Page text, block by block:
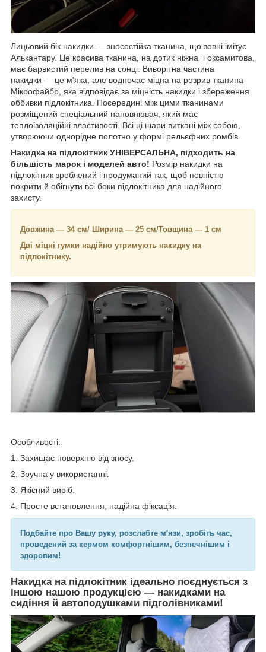
Лицьовий бік накидки — зносостійка тканина, що зовні імітує
Алькантару. Це красива тканина, на дотик ніжна і оксамитова,
має барвистий перелив на сонці. Виворітна частина
накидки — це м'яка, але водночас міцна на розрив тканина
Мікрофайбр, яка відповідає за міцність накидки і збереження
оббивки підлокітника. Посередині між цими тканинами
розміщений спеціальний наповнювач, який має
теплоізоляційні властивості. Всі ці шари виткані між собою,
утворюючи однорідне полотно у формі рельєфних ромбів.
Накидка на підлокітник УНІВЕРСАЛЬНА, підходить на
більшість марок і моделей авто! Розмір накидки на
підлокітник зроблений і продуманий так, щоб повністю
покрити й обігнути всі боки підлокітника для надійного
захисту.
Довжина — 34 см/ Ширина — 25 см/Товщина — 1 см
Дві міцні гумки надійно утримують накидку на
підлокітнику.
Особливості:
1. Захищає поверхню від зносу.
2. Зручна у використанні.
3. Якісний виріб.
4. Просте встановлення, надійна фіксація.
Подбайте про Вашу руку, розслабте м'язи, зробіть час,
проведений за кермом комфортнішим, безпечнішим і
здоровим!
Накидка на підлокітник ідеально поєднується з
іншою нашою продукцією — накидками на
сидіння й автоподушками підголівниками!